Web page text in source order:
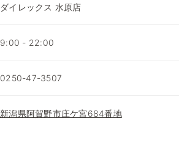
ダイレックス 水原店
9:00 - 22:00
0250-47-3507
新潟県阿賀野市庄ケ宮684番地